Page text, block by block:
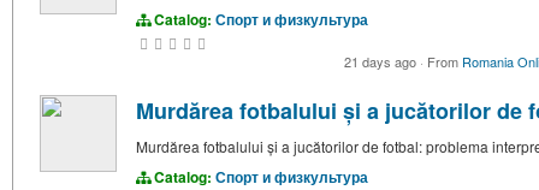
Catalog: Спорт и физкультура
21 days ago · From Romania
Murdărea fotbalului și a jucătorilor de
Murdărea fotbalului și a jucătorilor de fotbal: problema
Catalog: Спорт и физкультура